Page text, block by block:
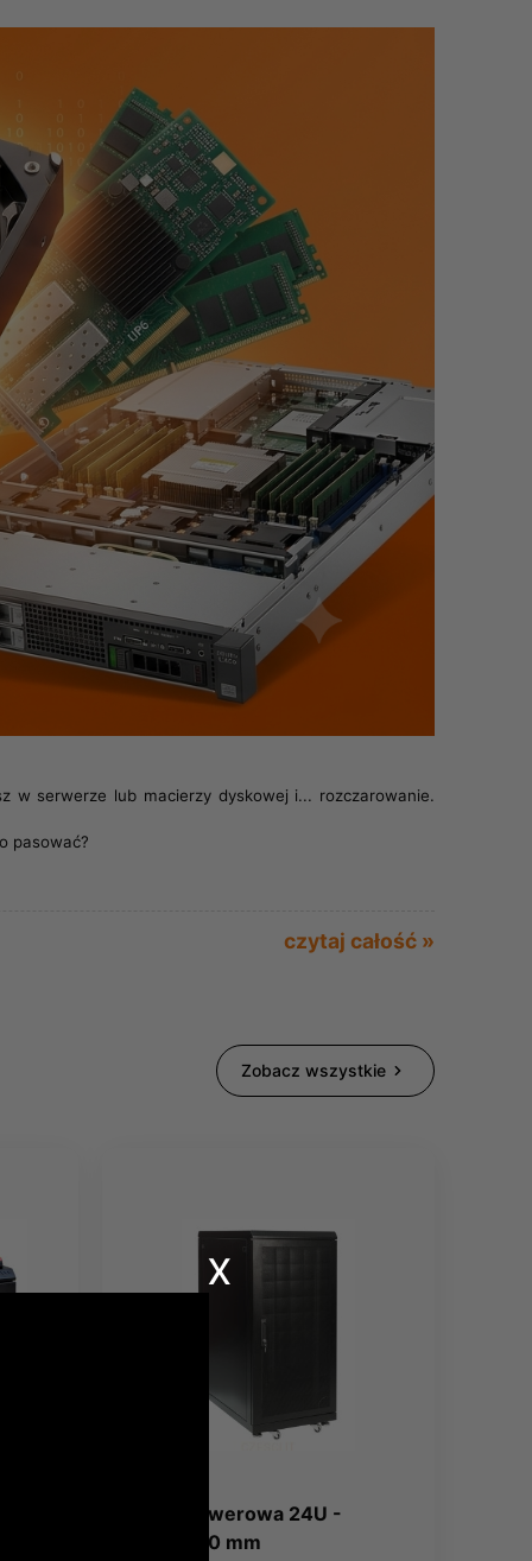
w serwerze lub macierzy dyskowej i... rozczarowanie.
pasować?
czytaj całość »
Zobacz wszystkie
Szafa serwerowa 24U -
800x1200 mm
x